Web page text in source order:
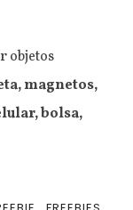
objetos
magnetos,
bolsa,